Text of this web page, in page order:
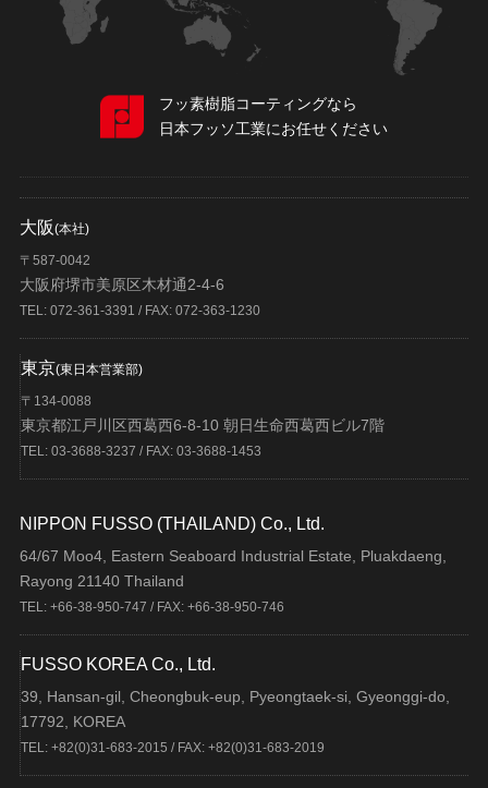
フッ素樹脂コーティングなら
日本フッソ工業にお任せください
大阪(本社)
〒587-0042
大阪府堺市美原区木材通2-4-6
TEL: 072-361-3391 / FAX: 072-363-1230
東京(東日本営業部)
〒134-0088
東京都江戸川区西葛西6-8-10 朝日生命西葛西ビル7階
TEL: 03-3688-3237 / FAX: 03-3688-1453
NIPPON FUSSO (THAILAND) Co., Ltd.
64/67 Moo4, Eastern Seaboard Industrial Estate, Pluakdaeng,
Rayong 21140 Thailand
TEL: +66-38-950-747 / FAX: +66-38-950-746
FUSSO KOREA Co., Ltd.
39, Hansan-gil, Cheongbuk-eup, Pyeongtaek-si, Gyeonggi-do,
17792, KOREA
TEL: +82(0)31-683-2015 / FAX: +82(0)31-683-2019